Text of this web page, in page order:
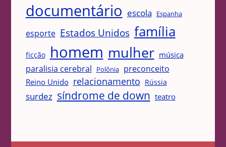
documentário escola Espanha
esporte Estados Unidos família
ficção homem mulher música
paralisia cerebral Polônia preconceito
Reino Unido relacionamento Rússia
surdez síndrome de down teatro